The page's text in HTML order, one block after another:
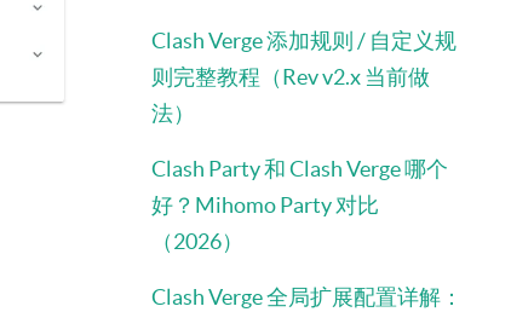
Clash Verge 添加规则 / 自定义规
则完整教程（Rev v2.x 当前做
法）
Clash Party 和 Clash Verge 哪个
好？Mihomo Party 对比
（2026）
Clash Verge 全局扩展配置详解：